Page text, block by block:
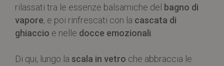
rilassati tra le essenze balsamiche del bagno di
vapore, e poi rinfrescati con la cascata di
ghiaccio e nelle docce emozionali
Di qui, lungo la scala in vetro che abbraccia le